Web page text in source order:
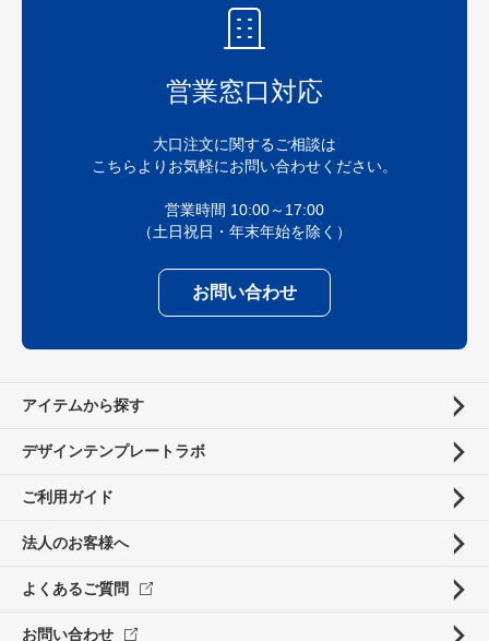
営業窓口対応
大口注文に関するご相談は
こちらよりお気軽にお問い合わせください。
営業時間 10:00～17:00
（土日祝日・年末年始を除く）
お問い合わせ
アイテムから探す
デザインテンプレートラボ
ご利用ガイド
法人のお客様へ
よくあるご質問
お問い合わせ